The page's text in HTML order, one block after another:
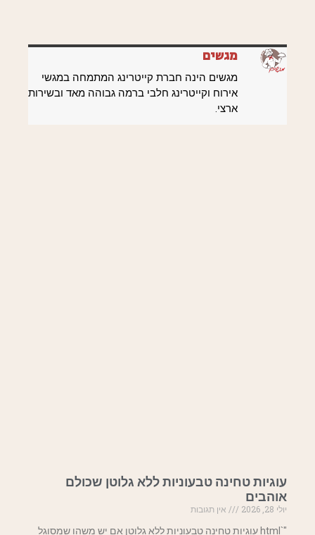
מגשים
מגשים הינה חברת קייטרינג המתמחה במגשי
אירוח וקייטרינג חלבי ברמה גבוהה מאד ובשירות
ארצי.
עוגיות טחינה טבעוניות ללא גלוטן שכולם
אוהבים
יולי 28, 2026
אין תגובות
"`html עוגיות טחינה טבעוניות ללא גלוטן אם יש משהו שמסוגל